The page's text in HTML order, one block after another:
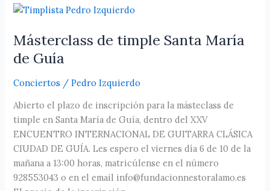
Másterclass de timple Santa María
de Guía
Conciertos /Pedro Izquierdo
Abierto el plazo de inscripción para la másteclass de
timple en Santa María de Guía, dentro del XXV
ENCUENTRO INTERNACIONAL DE GUITARRA CLÁSICA
CIUDAD DE GUÍA. Les espero el viernes día 6 de 10 de la
mañana a 13:00 horas, matricúlense en el número
928553043 o en el email info@fundacionnestoralamo.es
Másterclass
timple
Santa
María
de